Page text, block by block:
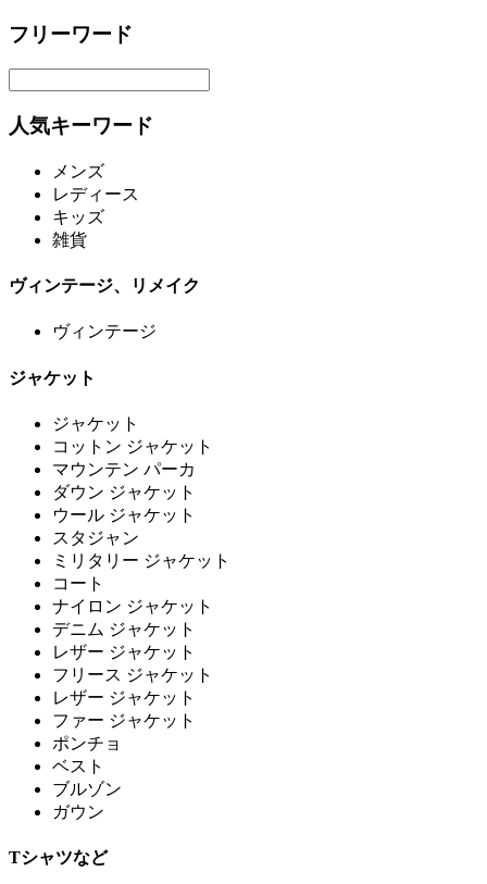
フリーワード
人気キーワード
メンズ
レディース
キッズ
雑貨
ヴィンテージ、リメイク
ヴィンテージ
ジャケット
ジャケット
コットン ジャケット
マウンテン パーカ
ダウン ジャケット
ウール ジャケット
スタジャン
ミリタリー ジャケット
コート
ナイロン ジャケット
デニム ジャケット
レザー ジャケット
フリース ジャケット
レザー ジャケット
ファー ジャケット
ポンチョ
ベスト
ブルゾン
ガウン
Tシャツなど